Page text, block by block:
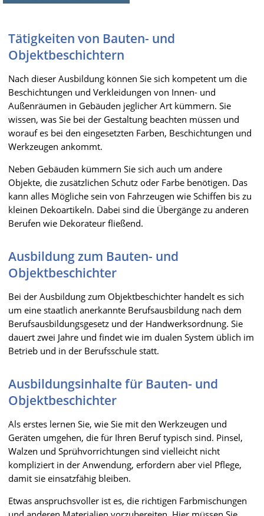
Tätigkeiten von Bauten- und
Objektbeschichtern
Nach dieser Ausbildung können Sie sich kompetent um die
Beschichtungen und Verkleidungen von Innen- und
Außenräumen in Gebäuden jeglicher Art kümmern. Sie
wissen, was Sie bei der Gestaltung beachten müssen und
worauf es bei den eingesetzten Farben, Beschichtungen und
Werkzeugen ankommt.
Neben Gebäuden kümmern Sie sich auch um andere
Objekte, die zusätzlichen Schutz oder Farbe benötigen. Das
kann alles Mögliche sein von Fahrzeugen wie Schiffen bis zu
kleinen Dekoartikeln. Dabei sind die Übergänge zu anderen
Berufen wie Dekorateur fließend.
Ausbildung zum Bauten- und
Objektbeschichter
Bei der Ausbildung zum Objektbeschichter handelt es sich
um eine staatlich anerkannte Berufsausbildung nach dem
Berufsausbildungsgesetz und der Handwerksordnung. Sie
dauert zwei Jahre und findet wie im dualen System üblich im
Betrieb und in der Berufsschule statt.
Ausbildungsinhalte für Bauten- und
Objektbeschichter
Als erstes lernen Sie, wie Sie mit den Werkzeugen und
Geräten umgehen, die für Ihren Beruf typisch sind. Pinsel,
Walzen und Sprühvorrichtungen sind vielleicht nicht
kompliziert in der Anwendung, erfordern aber viel Pflege,
damit sie einsatzfähig bleiben.
Etwas anspruchsvoller ist es, die richtigen Farbmischungen